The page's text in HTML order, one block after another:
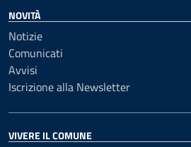
NOVITÀ
Notizie
Comunicati
Avvisi
Iscrizione alla Newsletter
VIVERE IL COMUNE